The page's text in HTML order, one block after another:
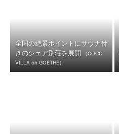
全国の絶景ポイントにサウナ付
きのシェア別荘を展開
（COCO
VILLA on GOETHE）